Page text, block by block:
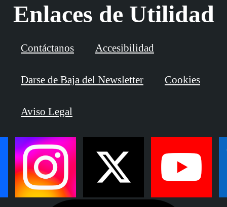
Enlaces de Utilidad
Contáctanos Accesibilidad
Darse de Baja del Newsletter Cookies
Aviso Legal